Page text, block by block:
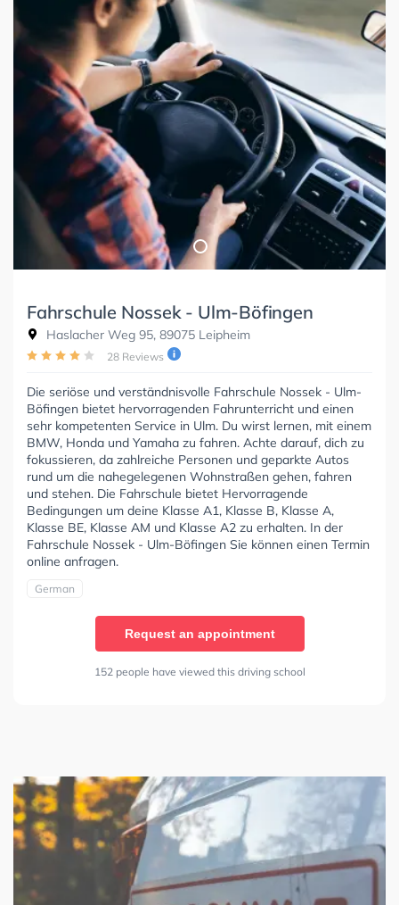
Fahrschule Nossek - Ulm-Böfingen
Haslacher Weg 95, 89075 Leipheim
28 Reviews
Die seriöse und verständnisvolle Fahrschule Nossek - Ulm-
Böfingen bietet hervorragenden Fahrunterricht und einen
sehr kompetenten Service in Ulm. Du wirst lernen, mit einem
BMW, Honda und Yamaha zu fahren. Achte darauf, dich zu
fokussieren, da zahlreiche Personen und geparkte Autos
rund um die nahegelegenen Wohnstraßen gehen, fahren
und stehen. Die Fahrschule bietet Hervorragende
Bedingungen um deine Klasse A1, Klasse B, Klasse A,
Klasse BE, Klasse AM und Klasse A2 zu erhalten. In der
Fahrschule Nossek - Ulm-Böfingen Sie können einen Termin
online anfragen.
German
Request an appointment
152 people have viewed this driving school